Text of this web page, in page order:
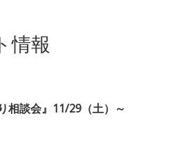
情報
相談会』11/29（土）～